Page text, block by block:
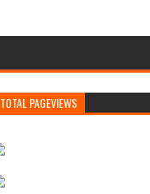
TOTAL PAGEVIEWS